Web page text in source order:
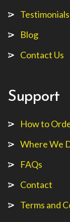
Testimonials
Blog
Contact Us
Support
How to
Where We
FAQs
Contact
Terms and